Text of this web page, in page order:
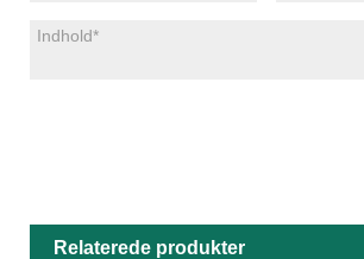
Relaterede produkter